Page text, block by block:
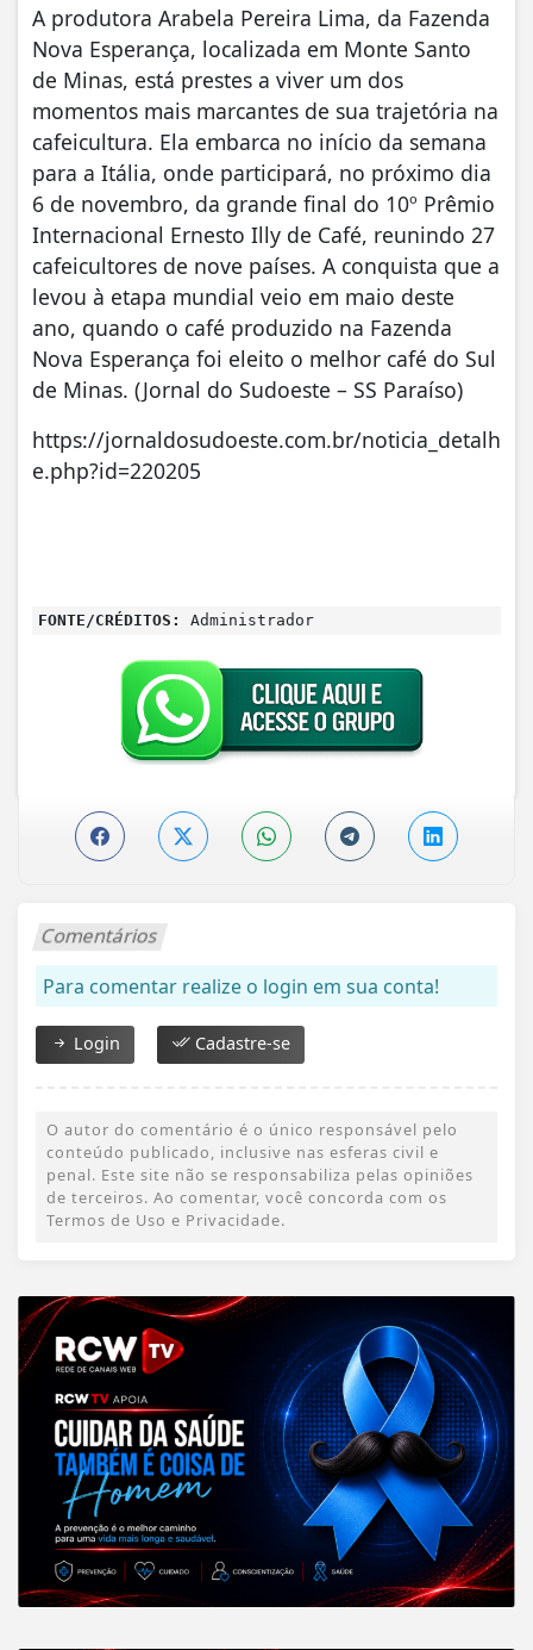
A produtora Arabela Pereira Lima, da Fazenda
Nova Esperança, localizada em Monte Santo
de Minas, está prestes a viver um dos
momentos mais marcantes de sua trajetória na
cafeicultura. Ela embarca no início da semana
para a Itália, onde participará, no próximo dia
6 de novembro, da grande final do 10º Prêmio
Internacional Ernesto Illy de Café, reunindo 27
cafeicultores de nove países. A conquista que a
levou à etapa mundial veio em maio deste
ano, quando o café produzido na Fazenda
Nova Esperança foi eleito o melhor café do Sul
de Minas. (Jornal do Sudoeste – SS Paraíso)
https://jornaldosudoeste.com.br/noticia_detalh
e.php?id=220205
FONTE/CRÉDITOS: Administrador
Comentários
Para comentar realize o login em sua conta!
Login Cadastre-se
O autor do comentário é o único responsável pelo
conteúdo publicado, inclusive nas esferas civil e
penal. Este site não se responsabiliza pelas opiniões
de terceiros. Ao comentar, você concorda com os
Termos de Uso e Privacidade.